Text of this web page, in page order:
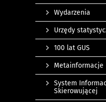
Wydarzenia
Urzędy
100 lat GUS
Metainformacje
System
Skierowującej